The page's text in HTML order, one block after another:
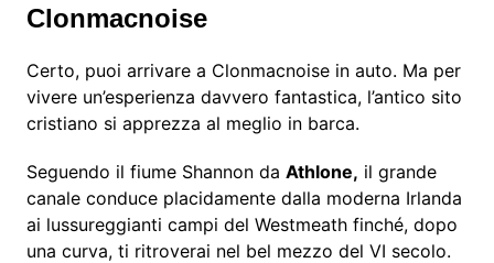
Clonmacnoise
Certo, puoi arrivare a Clonmacnoise in auto. Ma per
vivere un’esperienza davvero fantastica, l’antico sito
cristiano si apprezza al meglio in barca.
Seguendo il fiume Shannon da Athlone, il grande
canale conduce placidamente dalla moderna Irlanda
ai lussureggianti campi del Westmeath finché, dopo
una curva, ti ritroverai nel bel mezzo del VI secolo.